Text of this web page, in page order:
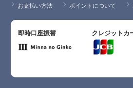
お支払い方法 ポイントについて
即時口座振替 クレジットカ